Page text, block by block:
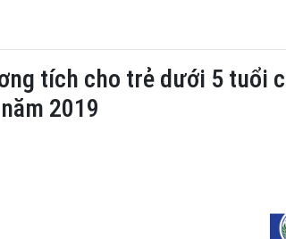
tích cho trẻ dưới 5 tuổi
2019